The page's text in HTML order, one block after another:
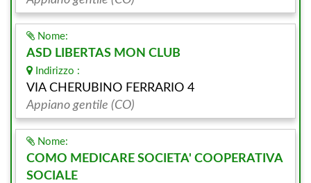
Nome:
ASD LIBERTAS MON CLUB
Indirizzo :
VIA CHERUBINO FERRARIO 4
Appiano gentile (CO)
Nome:
COMO MEDICARE SOCIETA' COOPERATIVA
SOCIALE